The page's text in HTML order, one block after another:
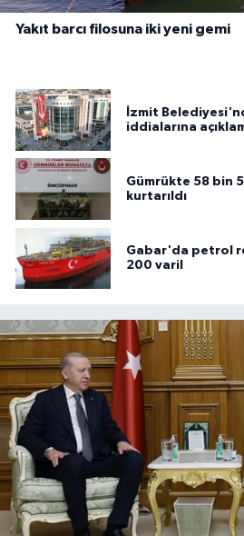
Yakıt barcı filosuna iki yeni gemi
İzmit
iddialarına
Gümrükte 58 bin
kurtarıldı
Gabar'da petrol
200 varil